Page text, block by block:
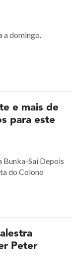
a domingo.
e mais de
para este
Bunka-Sai Depois
do Colono
Peter